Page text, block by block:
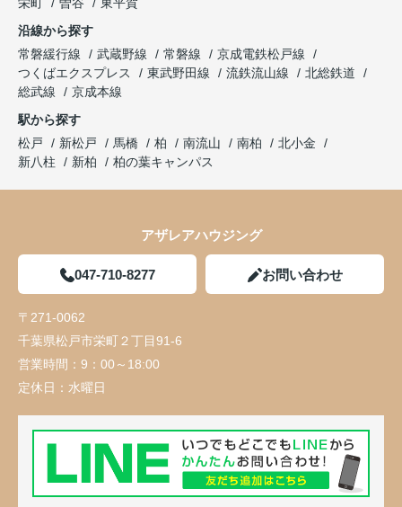
沿線から探す
常磐緩行線
武蔵野線 常磐線
京成電鉄松戸線
つくばエクスプレス
東武野田線 流鉄流山線
北総鉄道
総武線
京成本線
駅から探す
松戸
新松戸 馬橋 柏 南流山 南柏
北小金
新八柱
新柏 柏の葉キャンパス
アザレアハウジング
047-710-8277 お問い合わせ
〒271-0062
千葉県松戸市栄町２丁目91-6
営業時間： 9：00～18:00
定休日： 水曜日